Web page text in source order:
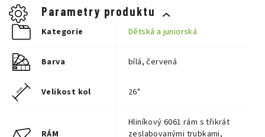
Parametry produktu
Kategorie Dětská a juniorská
Barva bílá, červená
Velikost kol 26"
RÁM
Hliníkový 6061 rám s třikrát
zeslabovanými trubkami,